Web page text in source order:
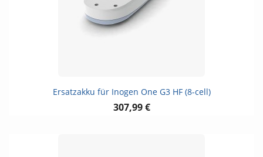
Ersatzakku für Inogen One G3 HF (8-cell)
307,99 €